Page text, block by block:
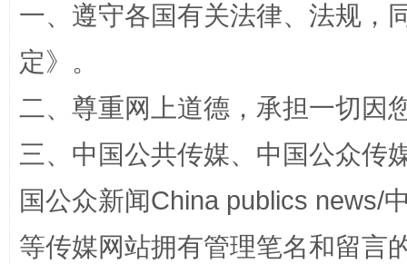
一、遵守各国有关法律、法规，
定》。
二、尊重网上道德，承担一切因
三、中国公共传媒、中国公众传
国公众新闻China publics news/
等传媒网站拥有管理笔名和留言